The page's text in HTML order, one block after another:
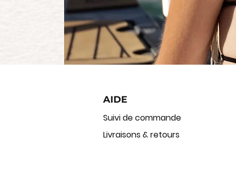
AIDE
Suivi de commande
Livraisons & retours